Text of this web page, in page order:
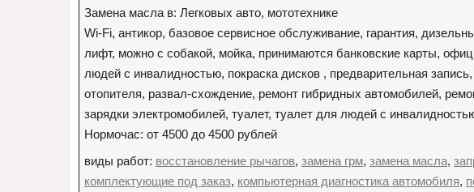
Замена масла в: Легковых авто, мототехнике
Wi-Fi, антикор, базовое сервисное обслуживание, гарантия,
лифт, можно с собакой, мойка, принимаются банковские карты,
людей с инвалидностью, покраска дисков , предварительная
отопителя, развал-схождение, ремонт гибридных автомобилей,
зарядки электромобилей, туалет, туалет для людей с
Нормочас: от 4500 до 4500 рублей
виды работ: восстановление рычагов, замена грм, замена масла,
комплектующие под заказ, компьютерная диагностика автомобиля,